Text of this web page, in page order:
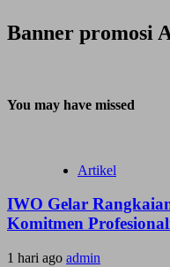
Banner promosi
You may have missed
Artikel
IWO Gelar
Komitmen
1 hari ago admin